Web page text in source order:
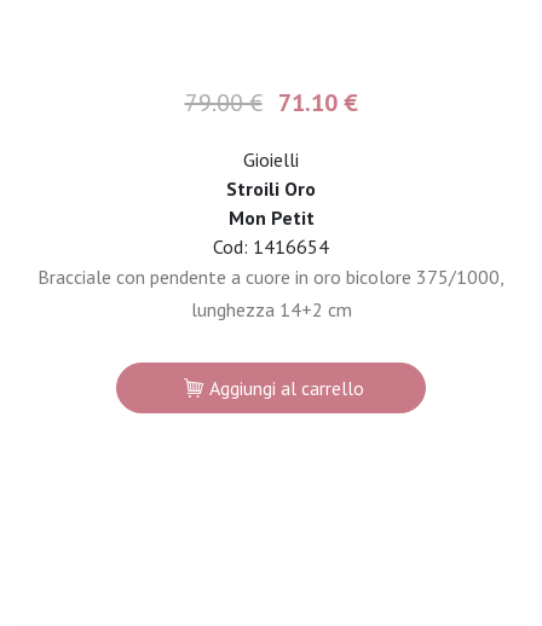
79.00 € 71.10 €
Gioielli
Stroili Oro
Mon Petit
Cod: 1416654
Bracciale con pendente a cuore in oro bicolore 375/1000,
lunghezza 14+2 cm
Aggiungi al carrello